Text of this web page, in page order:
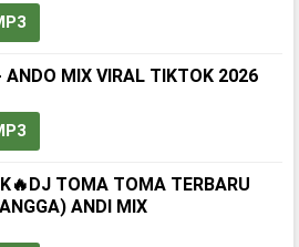
MIX VIRAL TIKTOK 2026
TOMA TOMA TERBARU
ANDI MIX